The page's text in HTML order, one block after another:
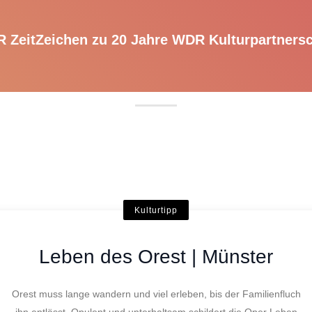
ZeitZeichen zu 20 Jahre WDR
Kulturtipp
Leben des Orest | Münster
Orest muss lange wandern und viel erleben, bis der Familienfluch